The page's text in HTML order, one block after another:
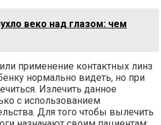
веко над глазом: чем
применение контактных линз
нормально видеть, но при
Излечить данное
с использованием
Для того чтобы вылечить